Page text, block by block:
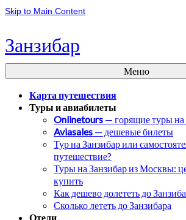
Skip to Main Content
Занзибар
Меню
Карта путешествия
Туры и авиабилеты
Onlinetours — горящие туры на
Aviasales — дешевые билеты
Тур на Занзибар или
путешествие?
Туры на Занзибар из Москвы:
купить
Как дешево долететь до
Сколько лететь до Занзибара
Отели